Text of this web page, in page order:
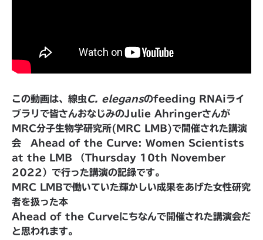
この動画は、線虫C. elegansのfeeding RNAiライ
ブラリで皆さんおなじみのJulie Ahringerさんが
MRC分子生物学研究所(MRC LMB)で開催された講演
会 Ahead of the Curve: Women Scientists
at the LMB （Thursday 10th November
2022）で行った講演の記録です。
MRC LMBで働いていた輝かしい成果をあげた女性研究
者を扱った本
Ahead of the Curveにちなんで開催された講演会だ
と思われます。